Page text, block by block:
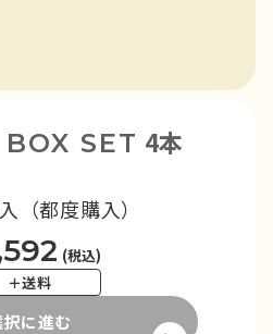
SET 4本
（都度購入）
(税込)
＋送料
に進む